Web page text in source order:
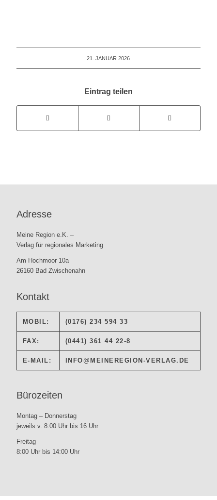
21. JANUAR 2026
Eintrag teilen
Adresse
Meine Region e.K. –
Verlag für regionales Marketing
Am Hochmoor 10a
26160 Bad Zwischenahn
Kontakt
MOBIL: (0176) 234 594 33
FAX: (0441) 361 44 22-8
E-MAIL: INFO@MEINEREGION-VERLAG.DE
Bürozeiten
Montag – Donnerstag
jeweils v. 8:00 Uhr bis 16 Uhr
Freitag
8:00 Uhr bis 14:00 Uhr